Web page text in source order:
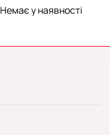
Немає у наявності